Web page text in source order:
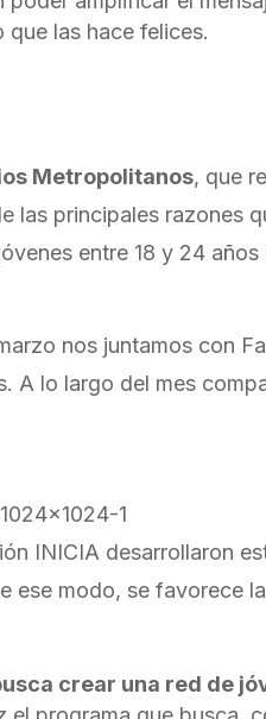
que las hace felices.
Metropolitanos, que
las principales razones
entre 18 y 24
nos juntamos con
A lo largo del mes
INICIA desarrollaron
ese modo, se favorece
crear una red de